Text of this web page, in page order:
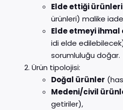
Elde ettiği ürünleri
ürünleri) malike
Elde etmeyi
idi elde
sorumluluğu doğar.
Ürün tipolojisi:
Doğal ürünler
Medeni/civil
getiriler),